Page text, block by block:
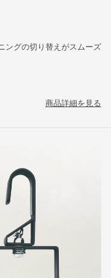
ングの切り替えがスムーズ
商品詳細を見る